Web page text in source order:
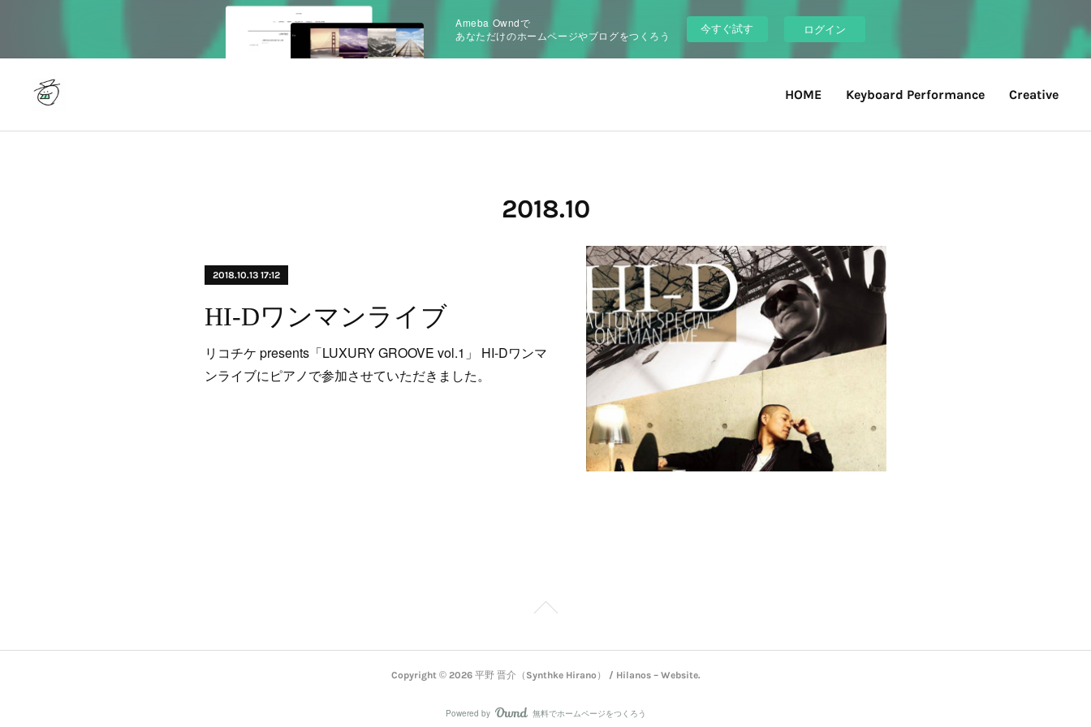
Ameba Owndで
あなただけのホームページやブログをつくろう
今すぐ試す ログイン
HOME Keyboard Performance Creative
2018.10
2018.10.13 17:12
HI-Dワンマンライブ
リコチケ presents「LUXURY GROOVE vol.1」 HI-Dワンマ
ンライブにピアノで参加させていただきました。
Copyright © 2026 平野 晋介（Synthke Hirano） / Hilanos – Website.
Powered by AmebaOwnd
無料でホームページをつくろう